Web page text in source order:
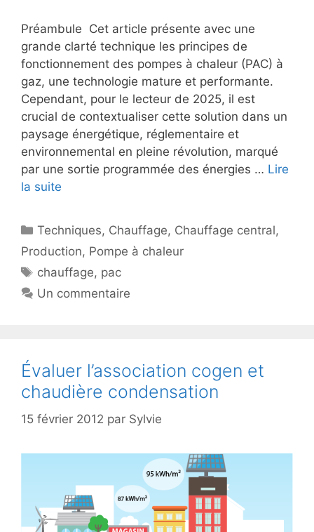
Préambule Cet article présente avec une
grande clarté technique les principes de
fonctionnement des pompes à chaleur (PAC) à
gaz, une technologie mature et performante.
Cependant, pour le lecteur de 2025, il est
crucial de contextualiser cette solution dans un
paysage énergétique, réglementaire et
environnemental en pleine révolution, marqué
par une sortie programmée des énergies … Lire
la suite
Catégories
Techniques, Chauffage, Chauffage central,
Production, Pompe à chaleur
Étiquettes
chauffage, pac
Un commentaire
Évaluer l’association cogen et
chaudière condensation
15 février 2012 par Sylvie